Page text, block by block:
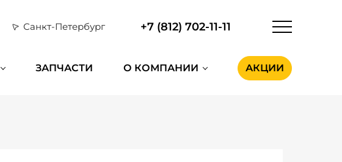
Санкт-Петербург +7 (812) 702-11-11
ЗАПЧАСТИ О КОМПАНИИ АКЦИИ